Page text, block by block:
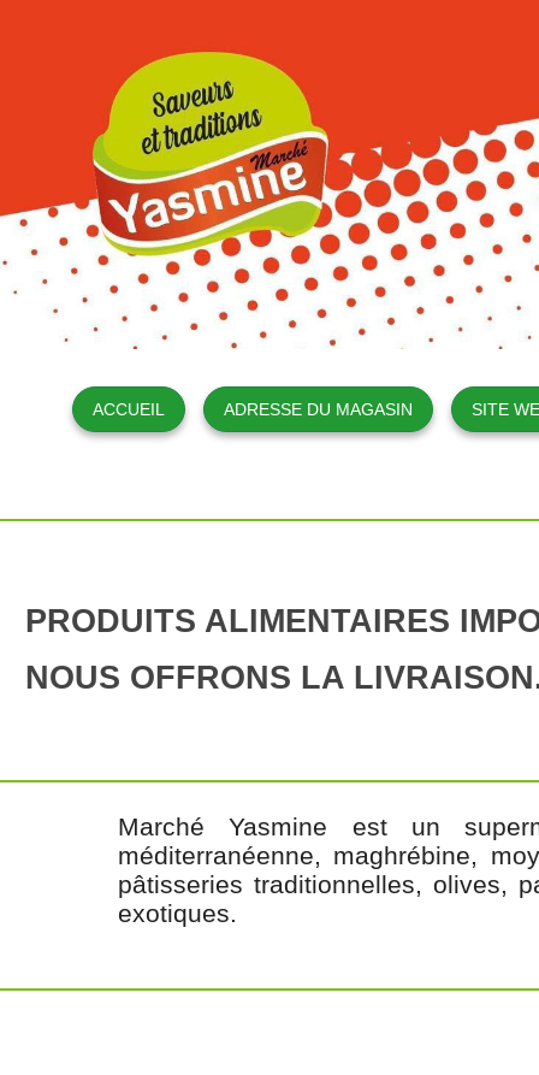
ACCUEIL ADRESSE DU MAGASIN SITE
PRODUITS ALIMENTAIRES
NOUS OFFRONS LA
Marché Yasmine est un
méditerranéenne, maghrébine,
pâtisseries traditionnelles, olives,
exotiques.